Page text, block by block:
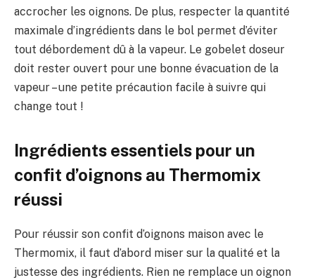
accrocher les oignons. De plus, respecter la quantité
maximale d’ingrédients dans le bol permet d’éviter
tout débordement dû à la vapeur. Le gobelet doseur
doit rester ouvert pour une bonne évacuation de la
vapeur – une petite précaution facile à suivre qui
change tout !
Ingrédients essentiels pour un
confit d’oignons au Thermomix
réussi
Pour réussir son confit d’oignons maison avec le
Thermomix, il faut d’abord miser sur la qualité et la
justesse des ingrédients. Rien ne remplace un oignon